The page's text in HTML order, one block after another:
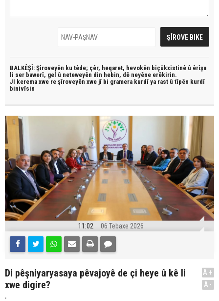
BALKÊŞÎ: Şîroveyên ku têde; çêr, heqaret, hevokên biçûkxistinê û êrîşa
li ser bawerî, gel û neteweyên din hebin, dê neyêne erêkirin.
JI kerema xwe re şîroveyên xwe jî bi gramera kurdî ya rast û tîpên kurdî
binivîsin
11:02 06 Tebaxe 2026
Di pêşniyaryasaya pêvajoyê de çi heye û kê li
xwe digire?
.
A+
A-